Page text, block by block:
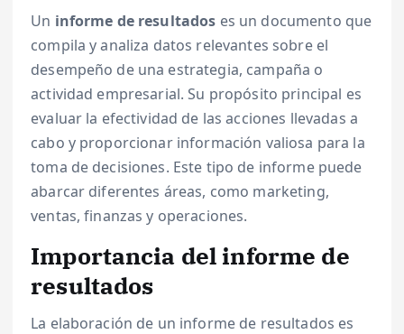
Un informe de resultados es un documento que
compila y analiza datos relevantes sobre el
desempeño de una estrategia, campaña o
actividad empresarial. Su propósito principal es
evaluar la efectividad de las acciones llevadas a
cabo y proporcionar información valiosa para la
toma de decisiones. Este tipo de informe puede
abarcar diferentes áreas, como marketing,
ventas, finanzas y operaciones.
Importancia del informe de
resultados
La elaboración de un informe de resultados es